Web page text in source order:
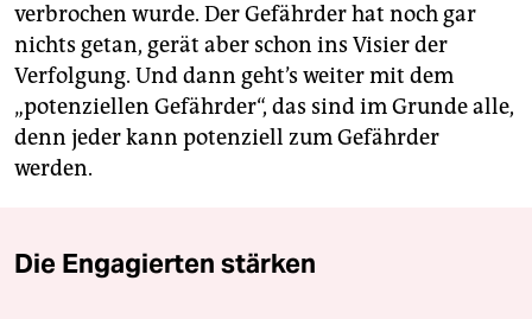
verbrochen wurde. Der Gefährder hat noch gar
nichts getan, gerät aber schon ins Visier der
Verfolgung. Und dann geht’s weiter mit dem
„potenziellen Gefährder“, das sind im Grunde alle,
denn jeder kann potenziell zum Gefährder
werden.
Die Engagierten stärken